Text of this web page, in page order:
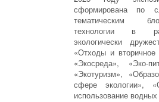
сформирована по
тематическим
технологии в
экологически
«Отходы и вторичное
«Экосреда», «Эко-
«Экотуризм»,
сфере экологии»,
использование